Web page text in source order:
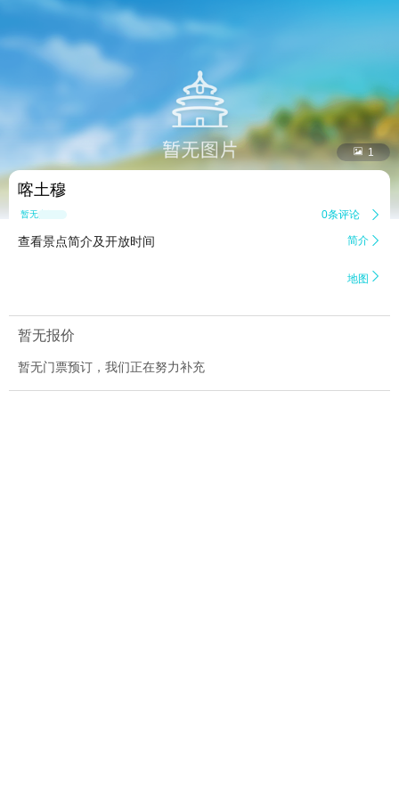
 1
喀土穆
暂无点评 0条评论 
查看景点简介及开放时间 简介 
地图 
暂无报价
暂无门票预订，我们正在努力补充